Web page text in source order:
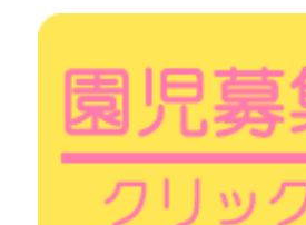
ョ
ン